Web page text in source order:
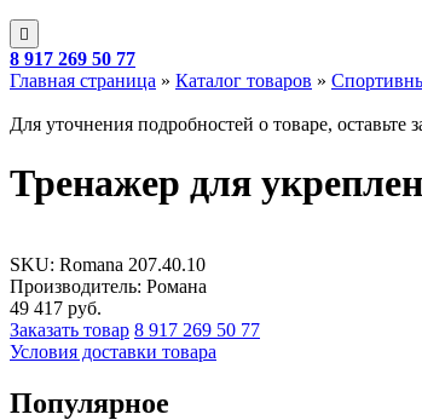
8 917 269 50 77
Главная страница » Каталог товаров »
Для уточнения подробностей о товаре,
Тренажер для
SKU: Romana 207.40.10
Производитель: Романа
49 417 руб.
Заказать товар 8 917 269 50 77
Условия доставки товара
Популярное